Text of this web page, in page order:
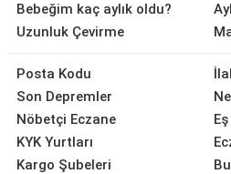
Bebeğim kaç aylık oldu?
Uzunluk Çevirme
Posta Kodu
Son Depremler
Nöbetçi Eczane
KYK Yurtları
Kargo Şubeleri